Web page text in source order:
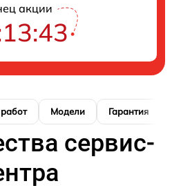
акции
Модели Гарантия
сервис-